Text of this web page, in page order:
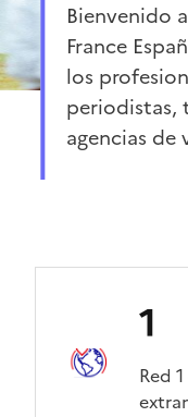
Bienvenido
France
los
periodistas,
agencias de
1
Red